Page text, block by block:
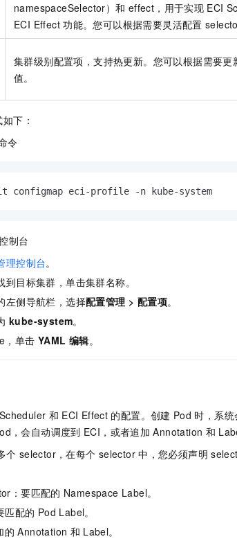
namespaceSelector）和 effect，用于实现 ECI
ECI Effect 功能。您可以根据需要灵活配置
集群级别配置项，支持热更新。您可以根据需要更
值。
下：
令
configmap eci-profile -n kube-system
制台
理控制台。
到目标集群，单击集群名称。
左侧导航栏，选择配置管理 > 配置项。
kube-system。
，单击 YAML 编辑。
和 ECI Effect 的配置。创建 Pod 时，系统
，会自动调度到 ECI，或者追加 Annotation 和
个 selector，在每个 selector 中，您必须声明
：要匹配的 Namespace Label。
匹配的 Pod Label。
的 Annotation 和 Label。